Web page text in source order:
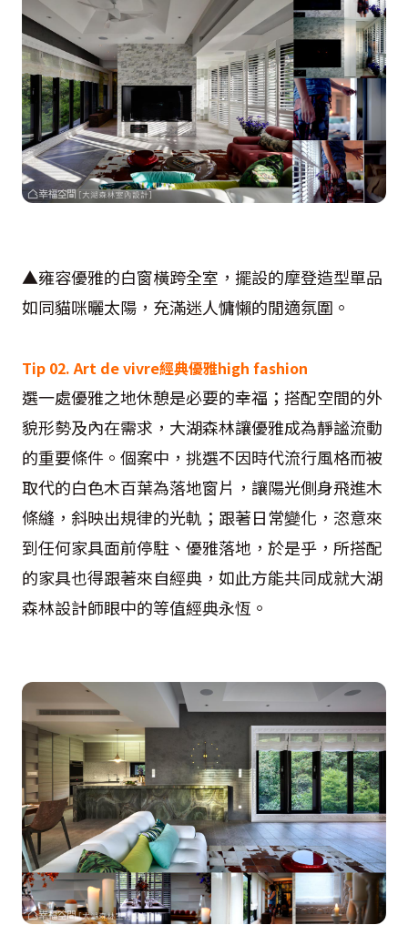
▲雍容優雅的白窗橫跨全室，擺設的摩登造型單品
如同貓咪曬太陽，充滿迷人慵懶的閒適氛圍。
Tip 02. Art de vivre經典優雅high fashion
選一處優雅之地休憩是必要的幸福；搭配空間的外
貌形勢及內在需求，大湖森林讓優雅成為靜謐流動
的重要條件。個案中，挑選不因時代流行風格而被
取代的白色木百葉為落地窗片，讓陽光側身飛進木
條縫，斜映出規律的光軌；跟著日常變化，恣意來
到任何家具面前停駐、優雅落地，於是乎，所搭配
的家具也得跟著來自經典，如此方能共同成就大湖
森林設計師眼中的等值經典永恆。